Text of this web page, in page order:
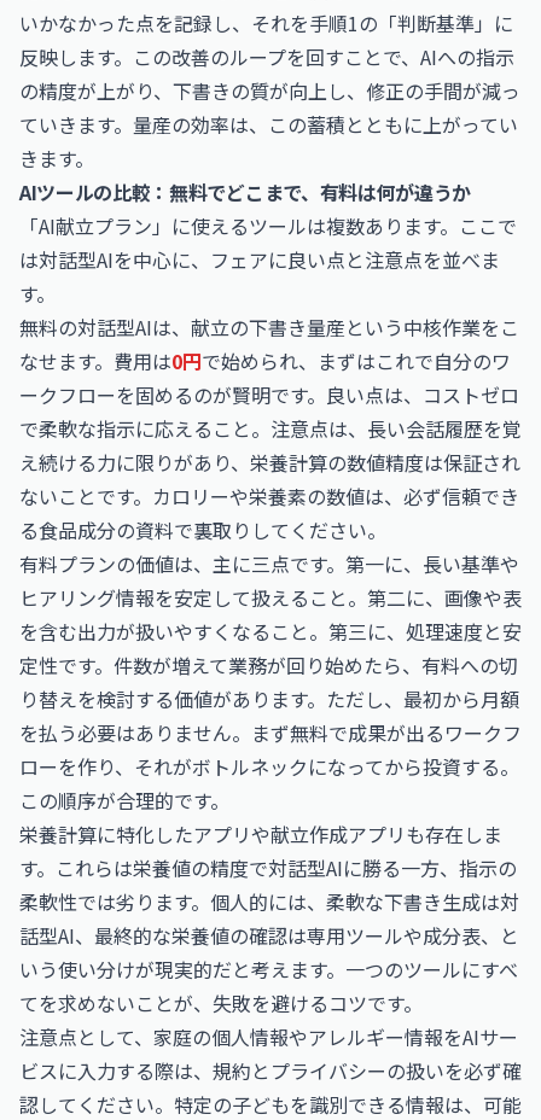
いかなかった点を記録し、それを手順1の「判断基準」に
反映します。この改善のループを回すことで、AIへの指示
の精度が上がり、下書きの質が向上し、修正の手間が減っ
ていきます。量産の効率は、この蓄積とともに上がってい
きます。
AIツールの比較：無料でどこまで、有料は何が違うか
「AI献立プラン」に使えるツールは複数あります。ここで
は対話型AIを中心に、フェアに良い点と注意点を並べま
す。
無料の対話型AIは、献立の下書き量産という中核作業をこ
なせます。費用は0円で始められ、まずはこれで自分のワ
ークフローを固めるのが賢明です。良い点は、コストゼロ
で柔軟な指示に応えること。注意点は、長い会話履歴を覚
え続ける力に限りがあり、栄養計算の数値精度は保証され
ないことです。カロリーや栄養素の数値は、必ず信頼でき
る食品成分の資料で裏取りしてください。
有料プランの価値は、主に三点です。第一に、長い基準や
ヒアリング情報を安定して扱えること。第二に、画像や表
を含む出力が扱いやすくなること。第三に、処理速度と安
定性です。件数が増えて業務が回り始めたら、有料への切
り替えを検討する価値があります。ただし、最初から月額
を払う必要はありません。まず無料で成果が出るワークフ
ローを作り、それがボトルネックになってから投資する。
この順序が合理的です。
栄養計算に特化したアプリや献立作成アプリも存在しま
す。これらは栄養値の精度で対話型AIに勝る一方、指示の
柔軟性では劣ります。個人的には、柔軟な下書き生成は対
話型AI、最終的な栄養値の確認は専用ツールや成分表、と
いう使い分けが現実的だと考えます。一つのツールにすべ
てを求めないことが、失敗を避けるコツです。
注意点として、家庭の個人情報やアレルギー情報をAIサー
ビスに入力する際は、規約とプライバシーの扱いを必ず確
認してください。特定の子どもを識別できる情報は、可能